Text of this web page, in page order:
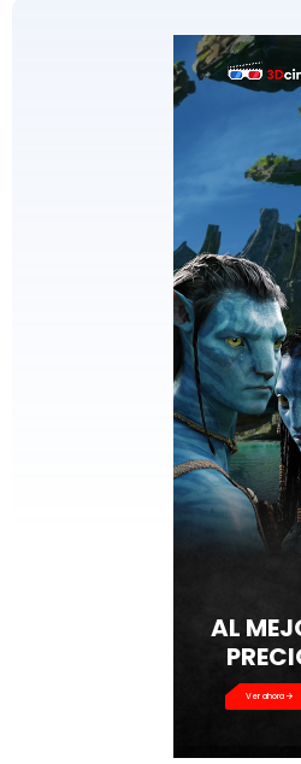
AL
Ver ahora